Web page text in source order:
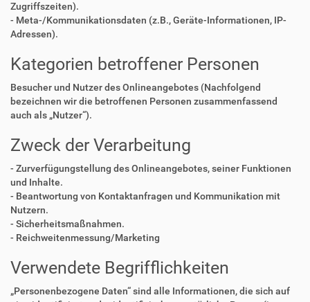
Zugriffszeiten).
- Meta-/Kommunikationsdaten (z.B., Geräte-Informationen, IP-
Adressen).
Kategorien betroffener Personen
Besucher und Nutzer des Onlineangebotes (Nachfolgend
bezeichnen wir die betroffenen Personen zusammenfassend
auch als „Nutzer“).
Zweck der Verarbeitung
- Zurverfügungstellung des Onlineangebotes, seiner Funktionen
und Inhalte.
- Beantwortung von Kontaktanfragen und Kommunikation mit
Nutzern.
- Sicherheitsmaßnahmen.
- Reichweitenmessung/Marketing
Verwendete Begrifflichkeiten
„Personenbezogene Daten“ sind alle Informationen, die sich auf